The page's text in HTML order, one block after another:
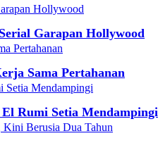
Garapan Hollywood
Sama Pertahanan
Rumi Setia Mendampingi